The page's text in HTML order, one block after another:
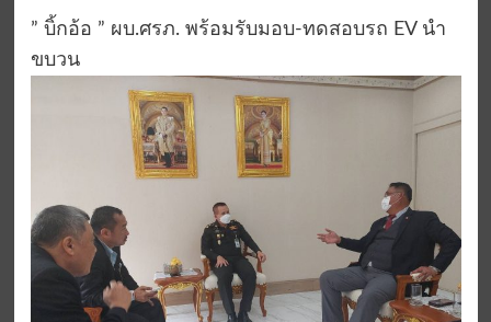
” บิ้กอ้อ ” ผบ.ศรภ. พร้อมรับมอบ-ทดสอบรถ EV นำ
ขบวน